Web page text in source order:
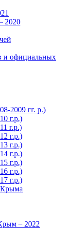
2020
и официальных
2009 гг. р.)
г.р.)
г.р.)
г.р.)
г.р.)
г.р.)
г.р.)
г.р.)
г.р.)
– 2022